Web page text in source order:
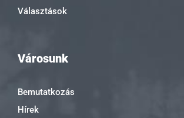
Választások
Városunk
Bemutatkozás
Hírek